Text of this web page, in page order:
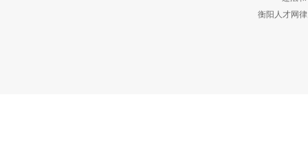
衡阳人才网